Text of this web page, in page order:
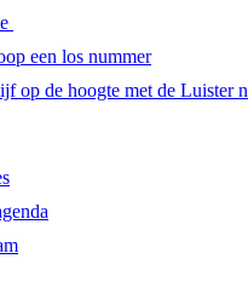
een los nummer
op de hoogte met de Luister